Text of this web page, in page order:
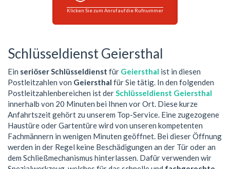
Klicken Sie zum Anruf auf die Rufnummer
Schlüsseldienst Geiersthal
Ein seriöser Schlüsseldienst für Geiersthal ist in diesen
Postleitzahlen von Geiersthal für Sie tätig. In den folgenden
Postleitzahlenbereichen ist derSchlüsseldienst Geiersthal
innerhalb von 20 Minuten bei Ihnen vor Ort. Diese kurze
Anfahrtszeit gehört zu unserem Top-Service. Eine zugezogene
Haustüre oder Gartentüre wird von unseren kompetenten
Fachmännern in wenigen Minuten geöffnet. Bei dieser Öffnung
werden in der Regel keine Beschädigungen an der Tür oder an
dem Schließmechanismus hinterlassen. Dafür verwenden wir